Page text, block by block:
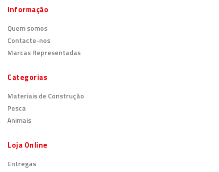
Informação
Quem somos
Contacte-nos
Marcas Representadas
Categorias
Materiais de Construção
Pesca
Animais
Loja Online
Entregas